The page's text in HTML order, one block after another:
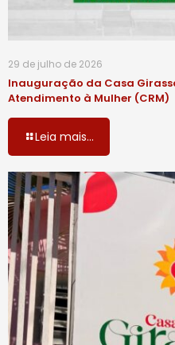
29 de julho de 2026
Inauguração da Casa
Atendimento à Mulher (CRM)
Leia mais...